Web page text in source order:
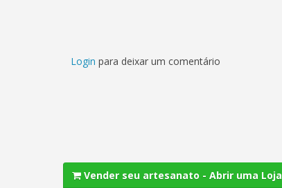
Login para deixar um comentário
Vender seu artesanato - Abrir uma Loja